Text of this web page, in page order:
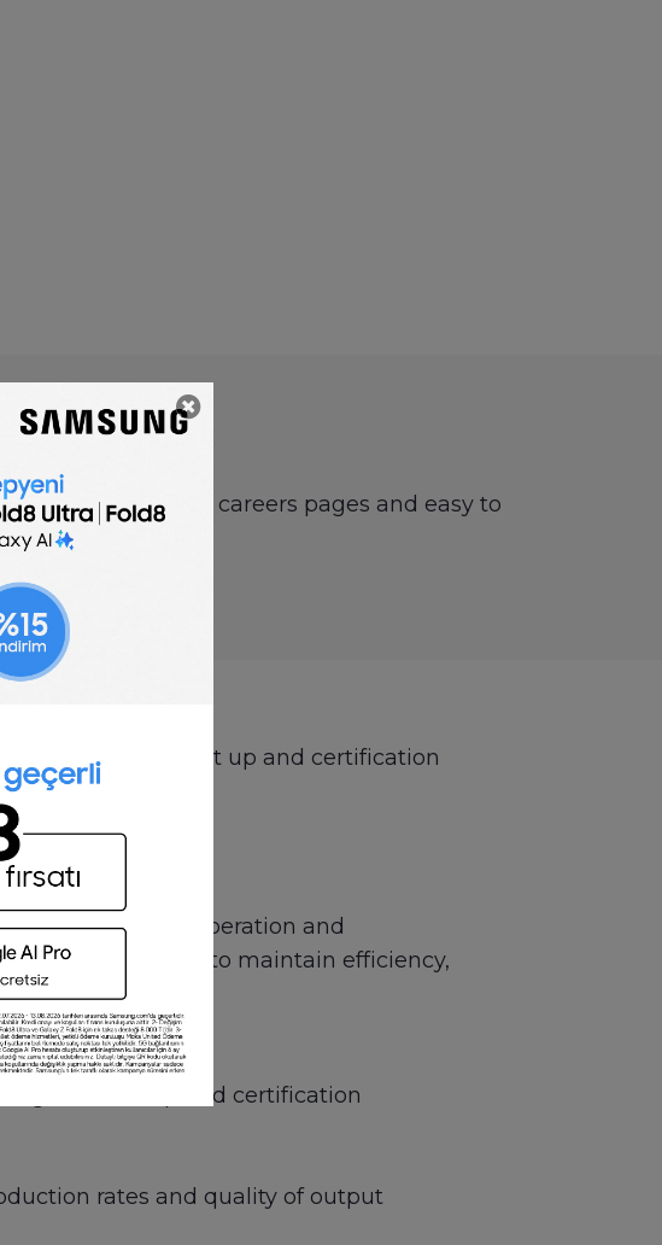
job boards or careers pages and easy to
through to start up and certification
process design, operation and
in order to maintain efficiency,
to start up and certification
rates and quality of output